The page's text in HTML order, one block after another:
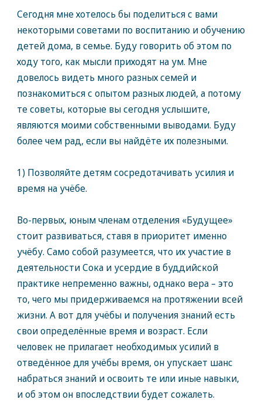
Сегодня мне хотелось бы поделиться с вами
некоторыми советами по воспитанию и обучению
детей дома, в семье. Буду говорить об этом по
ходу того, как мысли приходят на ум. Мне
довелось видеть много разных семей и
познакомиться с опытом разных людей, а потому
те советы, которые вы сегодня услышите,
являются моими собственными выводами. Буду
более чем рад, если вы найдёте их полезными.
1) Позволяйте детям сосредотачивать усилия и
время на учёбе.
Во-первых, юным членам отделения «Будущее»
стоит развиваться, ставя в приоритет именно
учёбу. Само собой разумеется, что их участие в
деятельности Сока и усердие в буддийской
практике непременно важны, однако вера – это
то, чего мы придерживаемся на протяжении всей
жизни. А вот для учёбы и получения знаний есть
свои определённые время и возраст. Если
человек не прилагает необходимых усилий в
отведённое для учёбы время, он упускает шанс
набраться знаний и освоить те или иные навыки,
и об этом он впоследствии будет сожалеть.